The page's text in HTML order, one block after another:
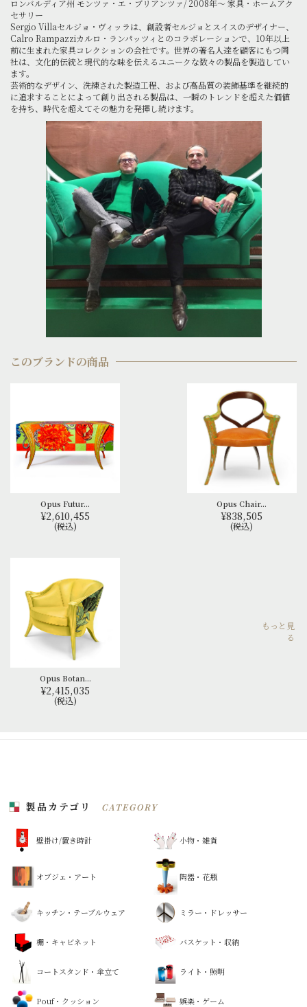
ロンバルディア州 モンツァ・エ・ブリアンツァ/ 2008年～ 家具・ホームアク
セサリー
Sergio Villaセルジョ・ヴィッラは、創設者セルジョとスイスのデザイナー、
Calro Rampazziカルロ・ランパッツィとのコラボレーションで、10年以上
前に生まれた家具コレクションの会社です。世界の著名人達を顧客にもつ同
社は、文化的伝統と現代的な味を伝えるユニークな数々の製品を製造してい
ます。
芸術的なデザイン、洗練された製造工程、および高品質の装飾基準を継続的
に追求することによって創り出される製品は、一瞬のトレンドを超えた価値
を持ち、時代を超えてその魅力を発揮し続けます。
このブランドの商品
Opus Futur...
¥2,610,455
(税込)
Opus Chair...
¥838,505
(税込)
Opus Botan...
¥2,415,035
(税込)
もっと見
る
製品カテゴリ CATEGORY
壁掛け/置き時計 小物・雑貨
オブジェ・アート 陶器・花瓶
キッチン・テーブルウェア ミラー・ドレッサー
棚・キャビネット バスケット・収納
コートスタンド・傘立て ライト・照明
Pouf・クッション 娯楽・ゲーム